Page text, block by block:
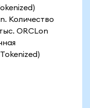
Количество
ORCLon